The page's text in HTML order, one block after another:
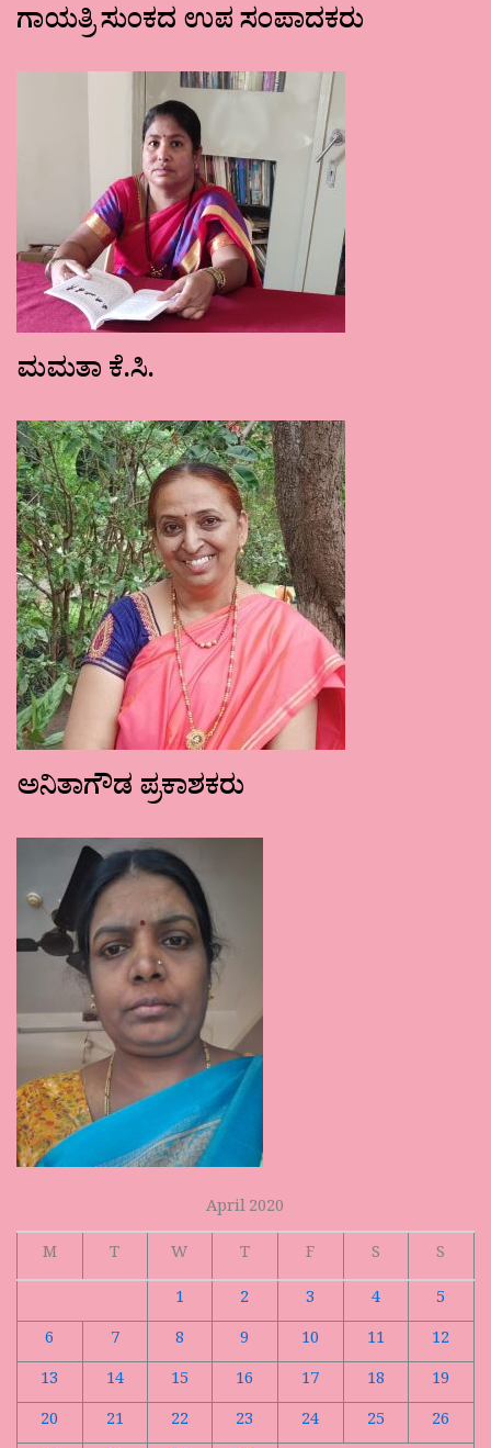
ಗಾಯತ್ರಿ ಸುಂಕದ ಉಪ ಸಂಪಾದಕರು
ಮಮತಾ ಕೆ.ಸಿ.
ಅನಿತಾಗೌಡ ಪ್ರಕಾಶಕರು
April 2020
M
T W T F S
S
1
2 3 4
5
6
7 8 9 10 11
12
13
14 15 16 17 18
19
20
21 22 23 24 25
26